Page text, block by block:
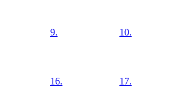
9. 10.
16. 17.